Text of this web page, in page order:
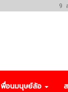
9
อนมนุษย์ล้อ